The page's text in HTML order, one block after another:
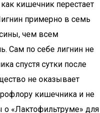
кишечник перестает
примерно в семь
чем всем
Сам по себе лигнин не
спустя сутки после
не оказывает
кишечника и не
«Лактофильтруме» для